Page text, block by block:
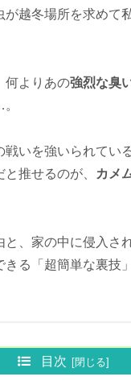
が越冬場所を求めて
何よりあの強烈な臭
戦いを強いられてい
推せるのが、
カメ
と、家の中に侵入さ
きる「超簡単な裏技
目次